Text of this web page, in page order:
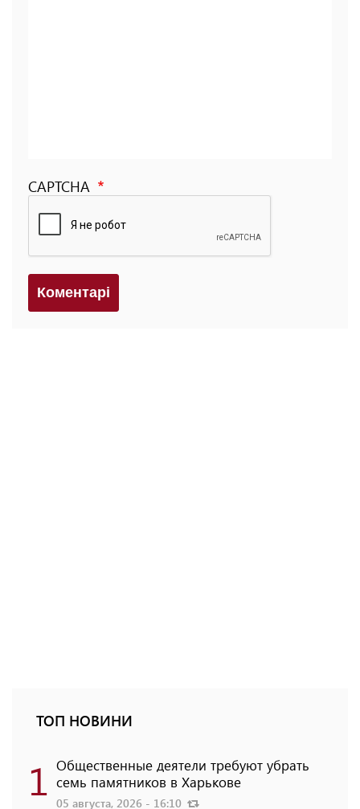
CAPTCHA
Коментарi
ТОП НОВИНИ
1 Общественные деятели требуют убрать
семь памятников в Харькове
05 августа, 2026 - 16:10